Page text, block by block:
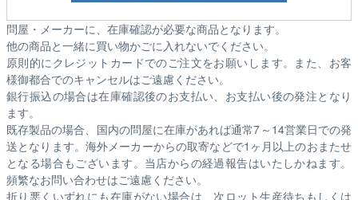
問屋・メーカーに、在庫確認が必要な商品となります。
他の商品と一緒に買い物かごに入れないでください。
原則的にクレジットカードでのご注文をお願いします。また、お客
様御都合でのキャンセルはご遠慮ください。
銀行振込の場合は在庫確認後のお支払い、お支払い後の発注となり
ます。
既存製品の場合、国内の問屋に在庫があれば通常7～14営業日での発
送となります。海外メーカーからの取寄などで1ヶ月以上のおまたせ
となる場合もございます。 当店からの経過報告はいたしかねます。
頻繁なお問い合わせはご遠慮ください。
折り悪くいずれにも在庫がない場合は、次ロット生産待ちもしくは